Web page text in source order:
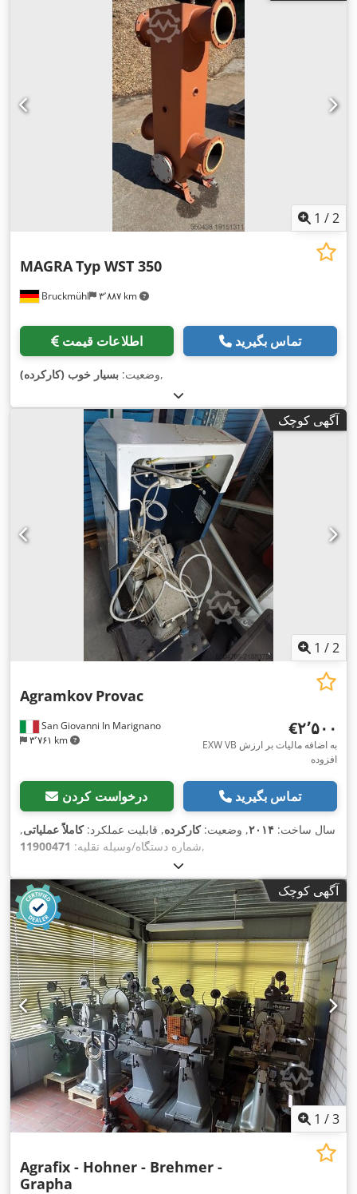
1 /2
Bruckmühl ۳٬۸۸۷ km
MAGRATyp WST 350
اطلاعات قیمت تماس بگیرید
وضعیت: بسیار خوب (کارکرده) ,
آگهی کوچک
1 /2
San Giovanni In Marignano
۳٬۷۶۱ km
Agramkov Provac
‎€۲٬۵۰۰
EXW VB به اضافه مالیات بر ارزش
افزوده
درخواست کردن تماس بگیرید
سال ساخت: ۲۰۱۴, وضعیت:کارکرده, قابلیت عملکرد:کاملاً عملیاتی,
شماره دستگاه/وسیله نقلیه: 11900471 ,
آگهی کوچک
1 /3
Agrafix - Hohner - Brehmer -
Grapha